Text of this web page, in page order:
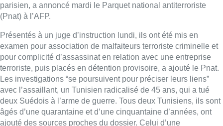
parisien, a annoncé mardi le Parquet national antiterroriste
(Pnat) à l’AFP.
Présentés à un juge d’instruction lundi, ils ont été mis en
examen pour association de malfaiteurs terroriste criminelle et
pour complicité d’assassinat en relation avec une entreprise
terroriste, puis placés en détention provisoire, a ajouté le Pnat.
Les investigations “se poursuivent pour préciser leurs liens”
avec l’assaillant, un Tunisien radicalisé de 45 ans, qui a tué
deux Suédois à l’arme de guerre. Tous deux Tunisiens, ils sont
âgés d’une quarantaine et d’une cinquantaine d’années, ont
ajouté des sources proches du dossier. Celui d’une